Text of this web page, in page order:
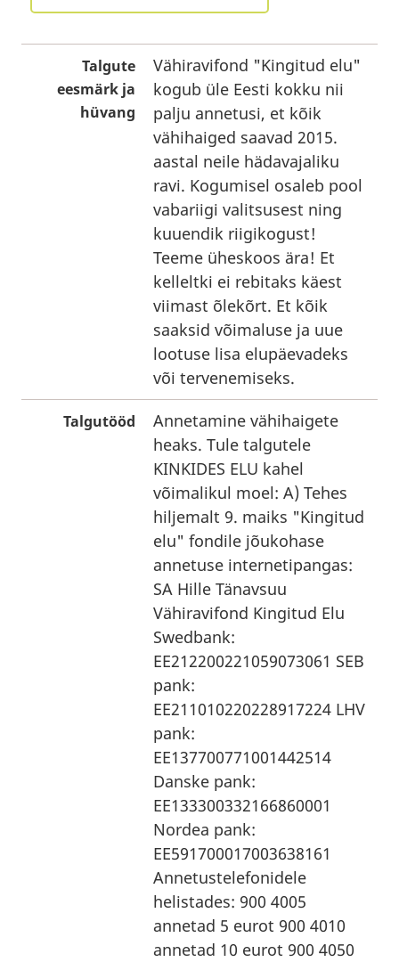
Talgute
eesmärk ja
hüvang
Vähiravifond "Kingitud elu"
kogub üle Eesti kokku nii
palju annetusi, et kõik
vähihaiged saavad 2015.
aastal neile hädavajaliku
ravi. Kogumisel osaleb pool
vabariigi valitsusest ning
kuuendik riigikogust!
Teeme üheskoos ära! Et
kelleltki ei rebitaks käest
viimast õlekõrt. Et kõik
saaksid võimaluse ja uue
lootuse lisa elupäevadeks
või tervenemiseks.
Talgutööd
Annetamine vähihaigete
heaks. Tule talgutele
KINKIDES ELU kahel
võimalikul moel: A) Tehes
hiljemalt 9. maiks "Kingitud
elu" fondile jõukohase
annetuse internetipangas:
SA Hille Tänavsuu
Vähiravifond Kingitud Elu
Swedbank:
EE212200221059073061 SEB
pank:
EE211010220228917224 LHV
pank:
EE137700771001442514
Danske pank:
EE133300332166860001
Nordea pank:
EE591700017003638161
Annetustelefonidele
helistades: 900 4005
annetad 5 eurot 900 4010
annetad 10 eurot 900 4050